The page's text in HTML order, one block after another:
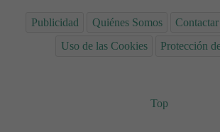
Publicidad Quiénes Somos Contactar
Uso de las Cookies
Protección
Top